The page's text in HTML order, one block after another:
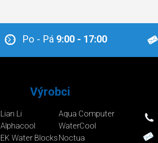
Po - Pá 9:00 - 17:00
Výrobci
Lian Li
Aqua Computer
Alphacool
WaterCool
EK Water Blocks Noctua